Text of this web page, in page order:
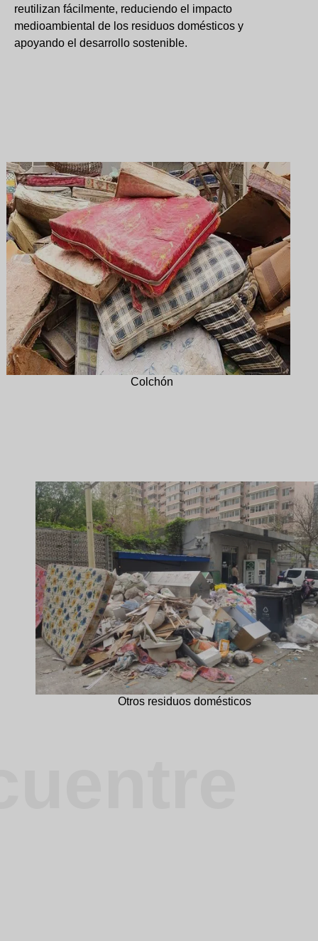
reutilizan fácilmente, reduciendo el impacto
medioambiental de los residuos domésticos y
apoyando el desarrollo sostenible.
Colchón
Otros residuos domésticos